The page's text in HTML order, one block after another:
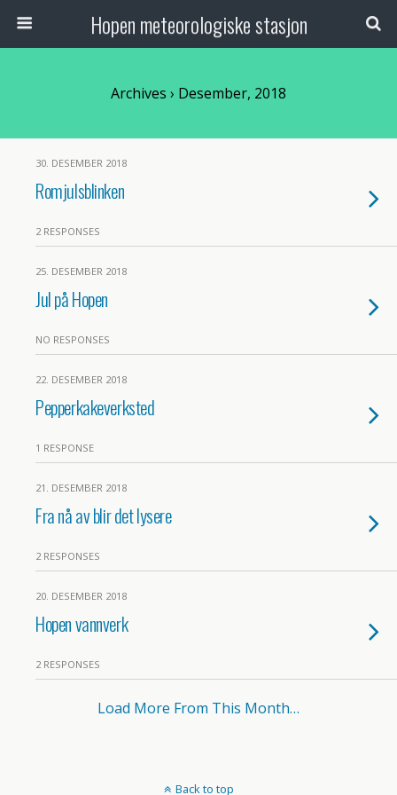
Hopen meteorologiske stasjon
Archives › Desember, 2018
30. DESEMBER 2018
Romjulsblinken
2 RESPONSES
25. DESEMBER 2018
Jul på Hopen
NO RESPONSES
22. DESEMBER 2018
Pepperkakeverksted
1 RESPONSE
21. DESEMBER 2018
Fra nå av blir det lysere
2 RESPONSES
20. DESEMBER 2018
Hopen vannverk
2 RESPONSES
Load More From This Month…
Back to top